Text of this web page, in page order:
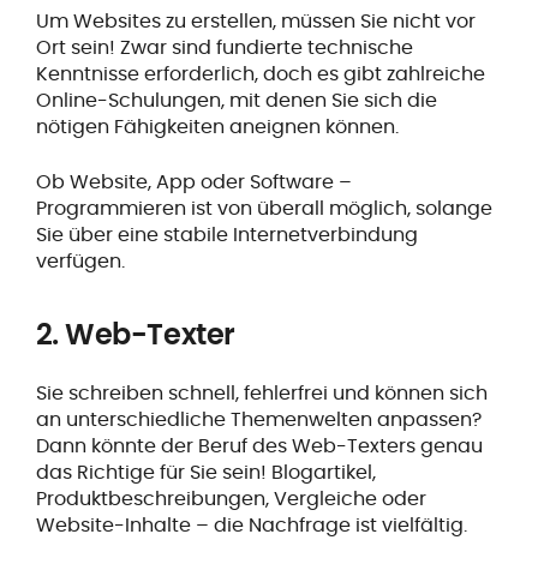
Um Websites zu erstellen, müssen Sie nicht vor
Ort sein! Zwar sind fundierte technische
Kenntnisse erforderlich, doch es gibt zahlreiche
Online-Schulungen, mit denen Sie sich die
nötigen Fähigkeiten aneignen können.
Ob Website, App oder Software –
Programmieren ist von überall möglich, solange
Sie über eine stabile Internetverbindung
verfügen.
2. Web-Texter
Sie schreiben schnell, fehlerfrei und können sich
an unterschiedliche Themenwelten anpassen?
Dann könnte der Beruf des Web-Texters genau
das Richtige für Sie sein! Blogartikel,
Produktbeschreibungen, Vergleiche oder
Website-Inhalte – die Nachfrage ist vielfältig.